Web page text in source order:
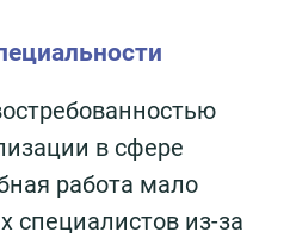
в сфере
работа мало
специалистов из-за